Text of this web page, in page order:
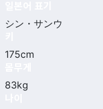
シン・サンウ
175cm
83kg